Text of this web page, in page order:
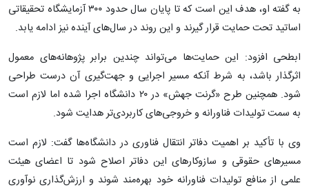
به گفته او، هدف این است که تا پایان سال حدود ۳۰۰ آزمایشگاه تحقیقاتی
اساتید تحت حمایت قرار گیرند و این روند در سال‌های آینده نیز ادامه یابد.
ابطحی افزود: این حمایت‌ها می‌تواند چندین برابر پژوهانه‌های معمول
اثرگذار باشد، به شرط آنکه مسیر اجرایی و جهت‌گیری آن درست طراحی
شود. همچنین طرح «گرنت جهش» در ۲۰ دانشگاه اجرا شده اما لازم است
به سمت تولیدات فناورانه و خروجی‌های کاربردی‌تر هدایت شود.
وی با تأکید بر اهمیت دفاتر انتقال فناوری در دانشگاه‌ها گفت: لازم است
مسیرهای حقوقی و سازوکارهای این دفاتر اصلاح شود تا اعضای هیئت
علمی از منافع تولیدات فناورانه خود بهره‌مند شوند و ارزش‌گذاری نوآوری